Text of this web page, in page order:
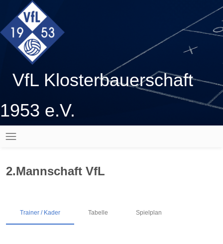
VfL Klosterbauerschaft
1953 e.V.
2.Mannschaft VfL
Trainer / Kader Tabelle Spielplan